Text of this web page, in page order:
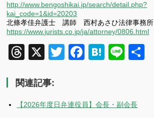
http://www.bengoshikai.jp/search/detail.php?
kai_code=1&id=20203
北條孝佳弁護士 講師 西村あさひ法律事務所
https://www.jurists.co.jp/ja/attorney/0806.html
Threads
X TwitterFacebook
Hatena
Line
関連記事:
【2026年度日弁連役員】会長・副会長